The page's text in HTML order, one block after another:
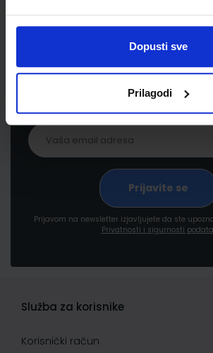
Dopusti sve
Prilagodi
Newsletter
Prijavite se kako bi primali
pogodnostima
Prijavom na newsletter izjavljujete da ste
Privatnosti i sigurnosti
Služba za korisnike
Korisnički račun